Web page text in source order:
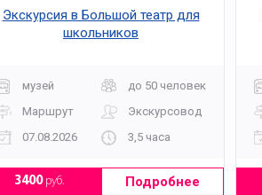
Экскурсия в Большой театр для
школьников
музей
до 50 человек
Маршрут
Экскурсовод
07.08.2026
3,5 часа
3400руб. Подробнее